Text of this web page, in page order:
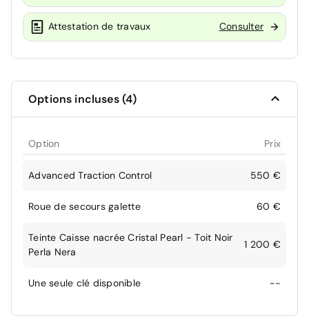
Attestation de travaux Consulter
Options incluses (4)
Option Prix
Advanced Traction Control 550 €
Roue de secours galette 60 €
Teinte Caisse nacrée Cristal Pearl - Toit Noir
Perla Nera
1 200 €
Une seule clé disponible --